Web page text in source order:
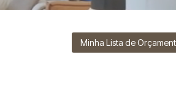
Minha Lista de